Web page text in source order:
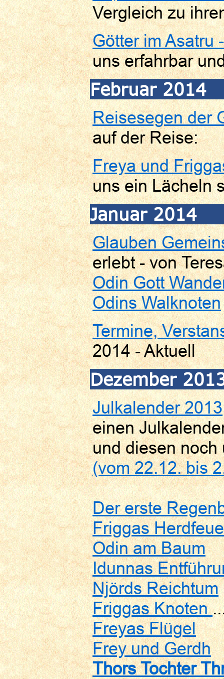
Vergleich zu
Götter im Asatru
uns erfahrbar
Februar 2014
Reisesegen der
auf der Reise:
Freya und
uns ein Lächeln
Januar 2014
Glauben
erlebt - von
Odin Gott
Odins Walknoten
Termine,
2014 - Aktuell
Dezember
Julkalender 2013
einen
und diesen
(vom 22.12. bis
Der erste
Friggas
Odin am Baum
Idunnas
Njörds Reichtum
Friggas Knoten
Freyas Flügel
Frey und Gerdh
Thors Tochter